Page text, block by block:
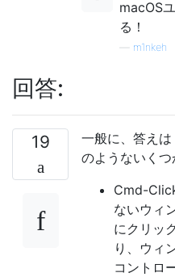
macOS
る！
m1nkeh
回答:
19
一般に、答え
のようないくつ
Cmd-
ないウィ
にクリッ
り、ウィ
コントロ